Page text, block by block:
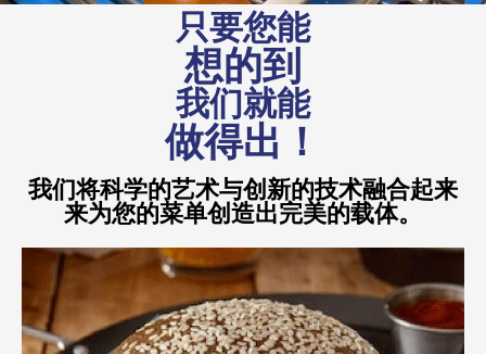
只要您能
想的到
我们就能
做得出！
我们将科学的艺术与创新的技术融合起来
来为您的菜单创造出完美的载体。